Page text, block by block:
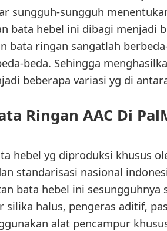
sungguh-sungguh
bata hebel ini dibagi menjadi
bata ringan sangatlah
beda. Sehingga
beberapa variasi yg di
Ringan AAC Di
hebel yg diproduksi khusus
standarisasi nasional
bata hebel ini
halus, pengeras aditif,
alat pencampur